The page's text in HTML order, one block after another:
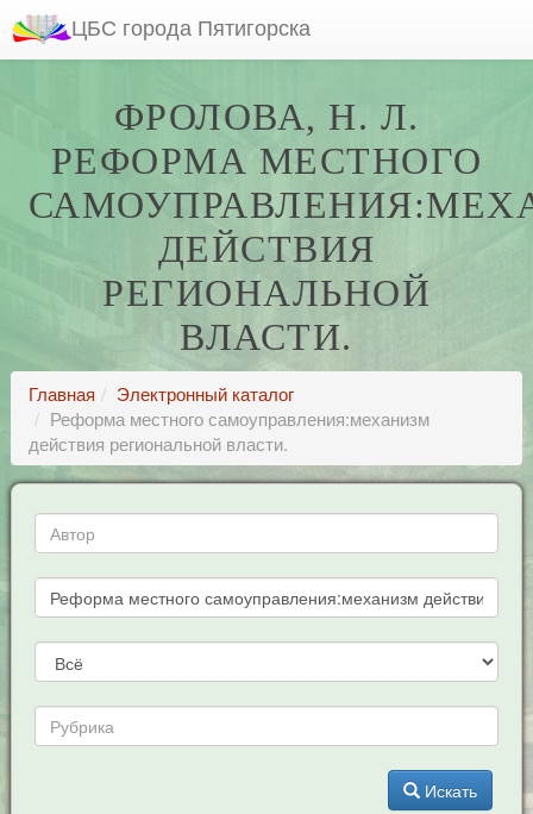
ЦБС города Пятигорска
ФРОЛОВА, Н. Л.
РЕФОРМА МЕСТНОГО
ДЕЙСТВИЯ
РЕГИОНАЛЬНОЙ
ВЛАСТИ.
Главная
Электронный каталог
Реформа местного самоуправления:механизм
действия региональной власти.
Искать